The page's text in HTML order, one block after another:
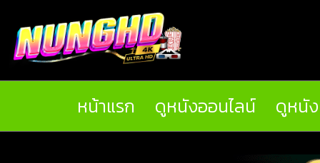
หน้าแรก ดูหนังออนไลน์ ดูหนั